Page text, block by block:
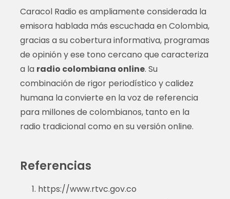
Caracol Radio es ampliamente considerada la
emisora hablada más escuchada en Colombia,
gracias a su cobertura informativa, programas
de opinión y ese tono cercano que caracteriza
a la radio colombiana online. Su
combinación de rigor periodístico y calidez
humana la convierte en la voz de referencia
para millones de colombianos, tanto en la
radio tradicional como en su versión online.
Referencias
https://www.rtvc.gov.co